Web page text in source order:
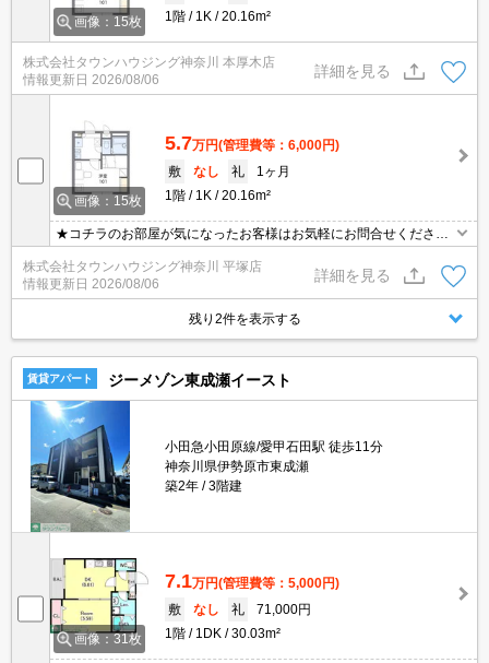
画像：15枚
1階
1K 20.16m²
株式会社タウンハウジング神奈川 本厚木店
情報更新日 2026/08/06
詳細を見る
画像：15枚
5.7万円(管理費等：6,000円)
敷
なし 礼
1ヶ月
1階
1K 20.16m²
★コチラのお部屋が気になったお客様はお気軽にお問合せください
ませ★専門スタッフが詳細情報をご案内させていただきます！もち
ろん、他の物件もまとめてご紹介可能です！
株式会社タウンハウジング神奈川 平塚店
情報更新日 2026/08/06
詳細を見る
残り2件を表示する
賃貸アパート ジーメゾン東成瀬イースト
小田急小田原線/愛甲石田駅 徒歩11分
神奈川県伊勢原市東成瀬
築2年
3階建
画像：31枚
7.1万円(管理費等：5,000円)
敷
なし 礼
71,000円
1階
1DK 30.03m²